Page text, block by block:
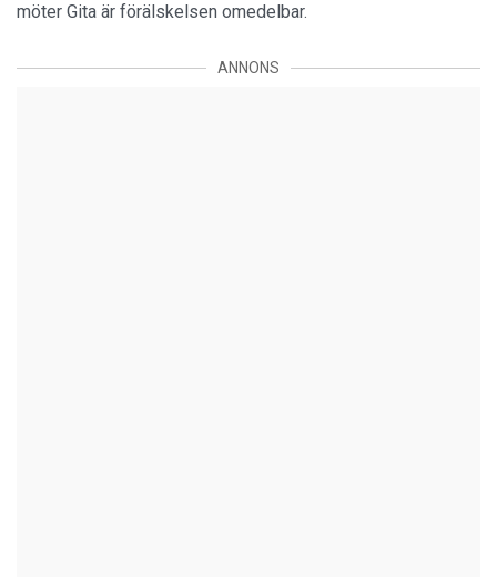
möter Gita är förälskelsen omedelbar.
ANNONS